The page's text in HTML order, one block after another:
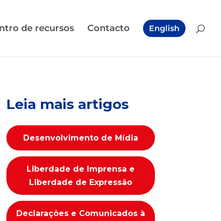
de recursos Contacto English
Leia mais artigos
Desenvolvimento de Mídia
Liberdade de Imprensa e
Liberdade de Expressão
Declarações e Comunicados à